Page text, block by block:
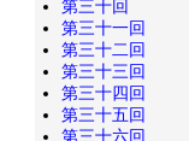
第三十回
第三十一回
第三十二回
第三十三回
第三十四回
第三十五回
第三十六回